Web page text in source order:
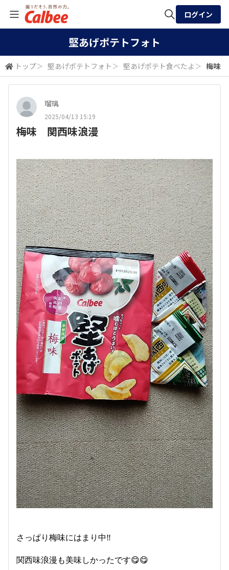
検索
ログイン
堅あげポテトフォト
トップ＞ 堅あげポテトフォト ＞ 堅あげポテト食べたよ ＞ 梅味
瑠璃
2025/04/13 15:19
梅味 関西味浪漫
さっぱり梅味にはまり中‼️
関西味浪漫も美味しかったです😋😋